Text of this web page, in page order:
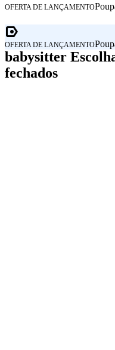
OFERTA DE LANÇAMENTO
OFERTA DE LANÇAMENTO
babysitter
fechados